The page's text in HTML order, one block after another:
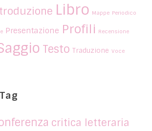
Libro Mappe Periodico
Presentazione Profili Recensione
Testo Traduzione Voce
critica letteraria